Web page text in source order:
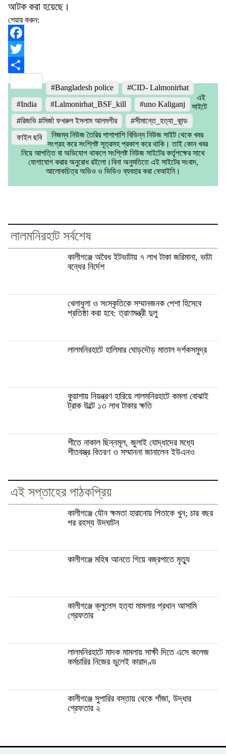
আটক করা হয়েছে।
শেয়ার করুন:
Facebook
Twitter
#Bangladesh police
#CID- Lalmonirhat
#India
#Lalmonirhat_BSF_kill
#uno Kaliganj
#রিজভি #মির্জা ফখরুল ইসলাম আলমগীর
#সীমান্তে_হত্যা_কান্ড
ফাইল ছবি
এই
সাইটে
নিজম্ব নিউজ তৈরির পাশাপাশি বিভিন্ন নিউজ সাইট থেকে খবর
সংগ্রহ করে সংশ্লিষ্ট সূত্রসহ প্রকাশ করে থাকি। তাই কোন খবর
নিয়ে আপত্তি বা অভিযোগ থাকলে সংশ্লিষ্ট নিউজ সাইটের কর্তৃপক্ষের সাথে
যোগাযোগ করার অনুরোধ রইলো।বিনা অনুমতিতে এই সাইটের সংবাদ,
আলোকচিত্র অডিও ও ভিডিও ব্যবহার করা বেআইনি।
লালমনিরহাট সর্বশেষ
কালীগঞ্জে অবৈধ ইটভাটায় ৭ লাখ টাকা জরিমানা, ভাটা
বন্ধের নির্দেশ
খেলাধুলা ও সংস্কৃতিকে সম্মানজনক পেশা হিসেবে
প্রতিষ্ঠা করা হবে: ত্রাণমন্ত্রী দুলু
লালমনিরহাটে হালিমার ঘোড়দৌড় মাতাল দর্শকসমুদ্র
কুয়াশায় নিয়ন্ত্রণ হারিয়ে লালমনিরহাটে কমলা বোঝাই
ট্রাক উল্টে ১৩ লাখ টাকার ক্ষতি
শীতে নাকাল ছিন্নমূল, জুলাই যোদ্ধাদের মধ্যে
শীতবস্ত্র বিতরণ ও সম্মাননা জানালেন ইউএনও
এই সপ্তাহের পাঠকপ্রিয়
কালীগঞ্জে যৌন ক্ষমতা হারানোয় পিতাকে খুন; চার বছর
পর রহস্য উদঘাটন
কালীগঞ্জে মহিষ আনতে গিয়ে বজ্রপাতে মৃত্যু
কালীগঞ্জে ক্লুলেস হত্যা মামলার প্রধান আসামি
গ্রেফতার
লালমনিরহাটে মাদক মামলায় সাক্ষী দিতে এসে কলেজ
কর্মচারির নিজের ভুলেই কারাদণ্ড
কালীগঞ্জে সুপারির বস্তায় থেকে গাঁজা, উদ্ধার
গ্রেফতার ২